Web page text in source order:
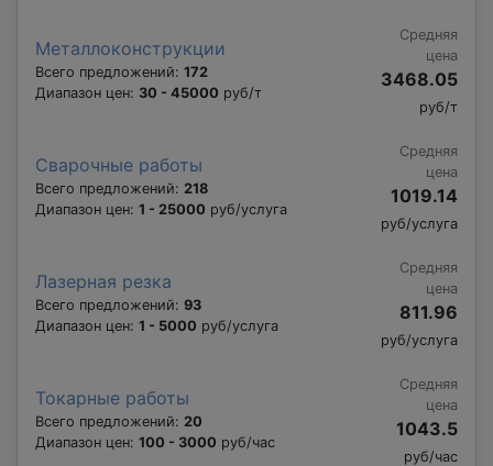
Металлоконструкции
Всего предложений: 172
Диапазон цен: 30 - 45000 руб/т
Средняя
цена
3468.05
руб/т
Сварочные работы
Всего предложений: 218
Диапазон цен: 1 - 25000 руб/услуга
Средняя
цена
1019.14
руб/услуга
Лазерная резка
Всего предложений: 93
Диапазон цен: 1 - 5000 руб/услуга
Средняя
цена
811.96
руб/услуга
Токарные работы
Всего предложений: 20
Диапазон цен: 100 - 3000 руб/час
Средняя
цена
1043.5
руб/час